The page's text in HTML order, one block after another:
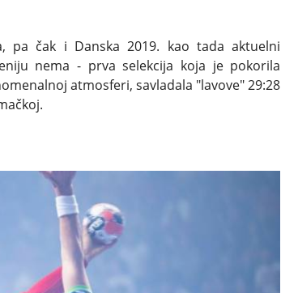
pa čak i Danska 2019. kao tada aktuelni
nema - prva selekcija koja je pokorila
atmosferi, savladala "lavove" 29:28